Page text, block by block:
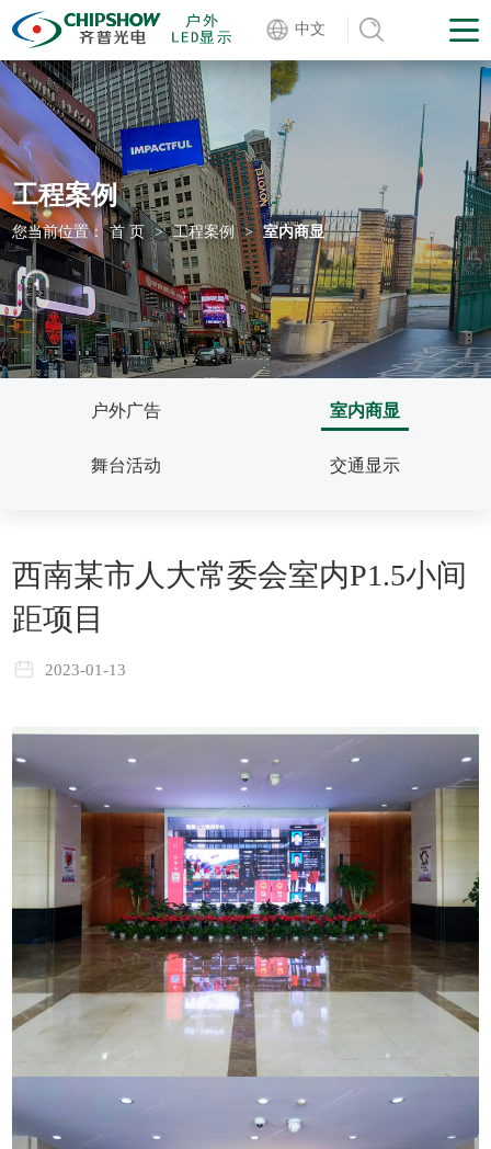
中文
工程案例
您当前位置： 首 页 > 工程案例 > 室内商显
户外广告 室内商显
舞台活动 交通显示
西南某市人大常委会室内P1.5小间
距项目
2023-01-13